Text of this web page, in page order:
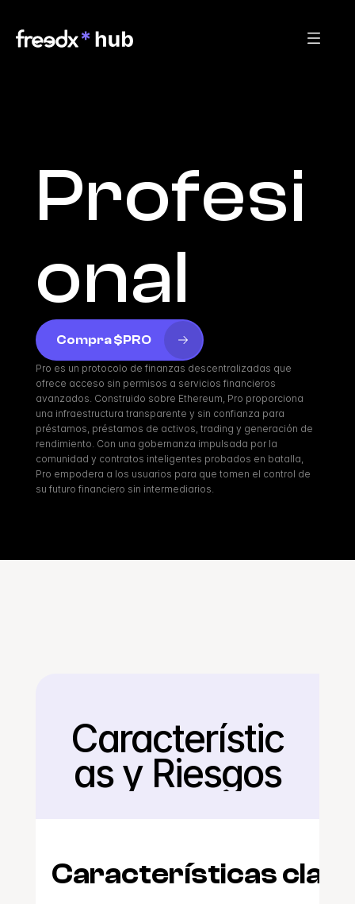
Profesi
onal
Compra $PRO
Pro es un protocolo de finanzas descentralizadas que
ofrece acceso sin permisos a servicios financieros
avanzados. Construido sobre Ethereum, Pro proporciona
una infraestructura transparente y sin confianza para
préstamos, préstamos de activos, trading y generación de
rendimiento. Con una gobernanza impulsada por la
comunidad y contratos inteligentes probados en batalla,
Pro empodera a los usuarios para que tomen el control de
su futuro financiero sin intermediarios.
Regresar
Característic
as y Riesgos
Características